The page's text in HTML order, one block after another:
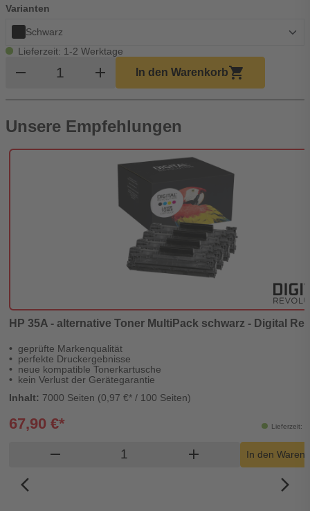
Varianten
Schwarz
Lieferzeit: 1-2 Werktage
remove Produkt Warenkorb Menge
add In den Warenkorbshopping_cart
Unsere Empfehlungen
HP 35A - alternative Toner MultiPack schwarz - Digital
geprüfte Markenqualität
perfekte Druckergebnisse
neue kompatible Tonerkartusche
kein Verlust der Gerätegarantie
Inhalt: 7000 Seiten (0,97 €* / 100 Seiten)
Lieferzeit:
67,90 €*
remove Produkt Warenkorb Menge
add In den
arrow_back_ios_new arrow_forward_ios